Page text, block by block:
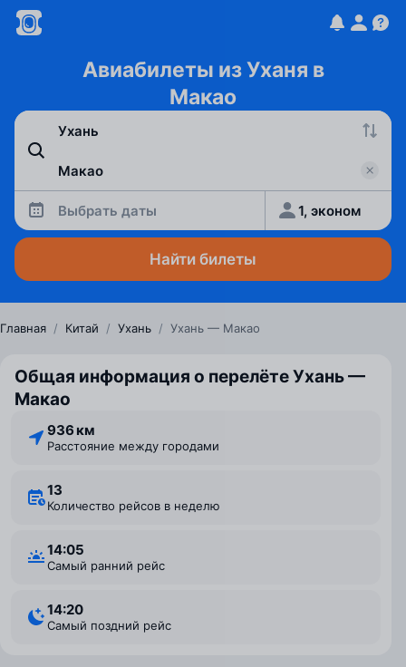
Авиабилеты из Уханя в
Макао
Выбрать даты 1, эконом
Найти билеты
Главная / Китай / Ухань / Ухань — Макао
Общая информация о перелёте Ухань —
Макао
936 км
Расстояние между городами
13
Количество рейсов в неделю
14:05
Самый ранний рейс
14:20
Самый поздний рейс